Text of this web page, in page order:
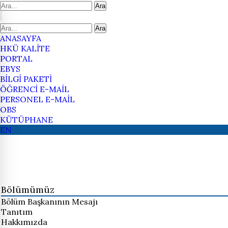
Ara
Ara
ANASAYFA
HKÜ KALİTE
PORTAL
EBYS
BİLGİ PAKETİ
ÖĞRENCİ E-MAİL
PERSONEL E-MAİL
OBS
KÜTÜPHANE
EN
Bölümümüz
Bölüm Başkanının Mesajı
Tanıtım
Hakkımızda